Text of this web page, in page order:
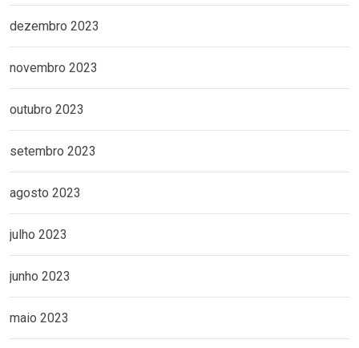
dezembro 2023
novembro 2023
outubro 2023
setembro 2023
agosto 2023
julho 2023
junho 2023
maio 2023